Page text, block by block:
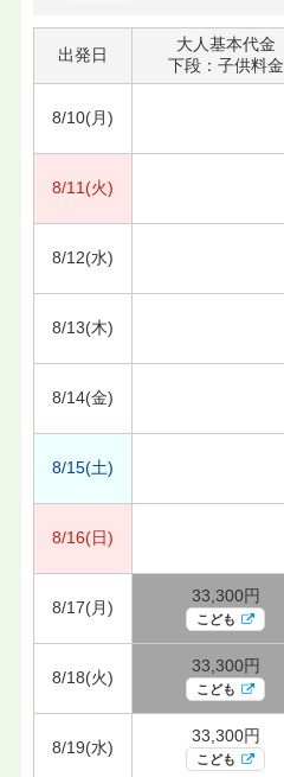
出発日
大人基本代金
下段：子供料金
8/10(月)
8/11(火)
8/12(水)
8/13(木)
8/14(金)
8/15(土)
8/16(日)
8/17(月)
33,300円
こども
8/18(火)
33,300円
こども
8/19(水)
33,300円
こども